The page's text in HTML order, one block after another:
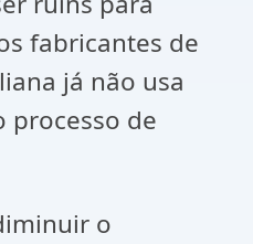
fabricantes de
já não usa
processo de
o